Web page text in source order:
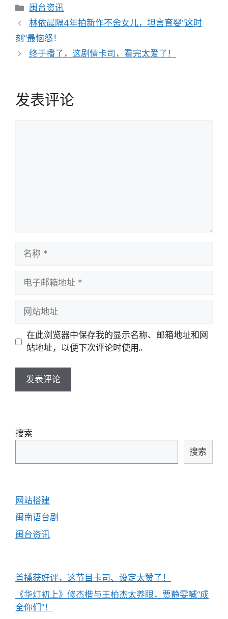
分
类
闽台资讯
文
章
航
林依晨隔4年拍新作不舍女儿，坦言育婴“这时
刻”最恼怒！
终于播了，这剧情卡司，看完太爱了！
发表评论
址
址
在此浏览器中保存我的显示名称、邮箱地址和网
站地址，以便下次评论时使用。
搜索
搜索
网站搭建
闽南语台剧
闽台资讯
首播获好评，这节目卡司、设定太赞了！
《华灯初上》修杰楷与王柏杰太养眼，贾静雯喊“成
全你们”！